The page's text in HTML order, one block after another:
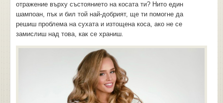
отражение върху състоянието на косата ти? Нито един
шампоан, пък и бил той най-добрият, ще ти помогне да
решиш проблема на сухата и изтощена коса, ако не се
замислиш над това, как се храниш.